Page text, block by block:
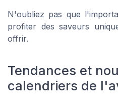
N'oubliez pas que
profiter des saveurs
offrir.
Tendances et
calendriers de